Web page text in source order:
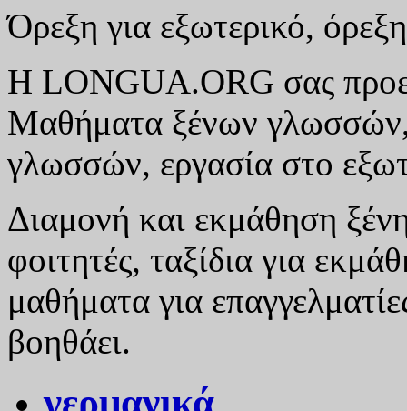
Όρεξη για εξωτερικό,
Η LONGUA.ORG σας
Μαθήματα ξένων γλωσσών,
γλωσσών, εργασία στο
Διαμονή και εκμάθηση
φοιτητές, ταξίδια για
μαθήματα για
βοηθάει.